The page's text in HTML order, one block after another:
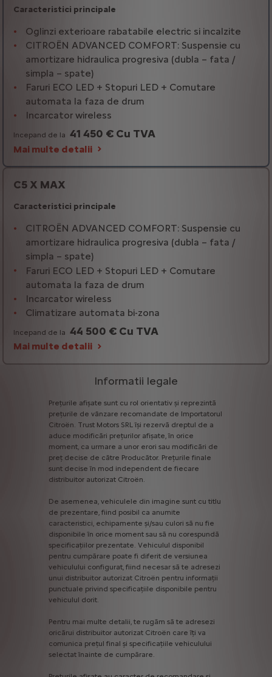
Caracteristici principale
Oglinzi exterioare rabatabile electric si incalzite
CITROËN ADVANCED COMFORT: Suspensie cu
amortizare hidraulica progresiva (dubla – fata /
simpla – spate)
Faruri ECO LED + Stopuri LED + Comutare
automata la faza de drum
Incarcator wireless
Incepand de la 41 450 € Cu TVA
Mai multe detalii
C5 X MAX
Caracteristici principale
CITROËN ADVANCED COMFORT: Suspensie cu
amortizare hidraulica progresiva (dubla – fata /
simpla – spate)
Faruri ECO LED + Stopuri LED + Comutare
automata la faza de drum
Incarcator wireless
Climatizare automata bi-zona
Incepand de la 44 500 € Cu TVA
Mai multe detalii
Informatii legale
Prețurile afișate sunt cu rol orientativ și reprezintă
prețurile de vânzare recomandate de Importatorul
Citroën. Trust Motors SRL îşi rezervă dreptul de a
aduce modificări prețurilor afișate, în orice
moment, ca urmare a unor erori sau modificări de
preț decise de către Producător. Prețurile finale
sunt decise în mod independent de fiecare
distribuitor autorizat Citroën.
De asemenea, vehiculele din imagine sunt cu titlu
de prezentare, fiind posibil ca anumite
caracteristici, echipamente și/sau culori să nu fie
disponibile în orice moment sau să nu corespundă
specificațiilor prezentate. Vehiculul disponibil
pentru cumpărare poate fi diferit de versiunea
vehiculului configurat, fiind necesar să te adresezi
unui distribuitor autorizat Citroën pentru informații
punctuale privind specificațiile disponibile pentru
vehiculul dorit.
Pentru mai multe detalii, te rugăm să te adresezi
oricărui distribuitor autorizat Citroën care îți va
comunica prețul final și specificațiile vehiculului
selectat înainte de cumpărare.